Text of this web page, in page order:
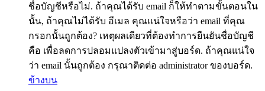
ชื่อบัญชีหรือไม่. ถ้าคุณได้รับ email ก็ให้ทำตามขั้นตอนใน
นั้น, ถ้าคุณไม่ได้รับ อีเมล คุณแน่ใจหรือว่า email ที่คุณ
กรอกนั้นถูกต้อง? เหตุผลเดียวที่ต้องทำการยืนยันชื่อบัญชี
คือ เพื่อลดการปลอมแปลงตัวเข้ามาสู่บอร์ด. ถ้าคุณแน่ใจ
ว่า email นั้นถูกต้อง กรุณาติดต่อ administrator ของบอร์ด.
ข้างบน